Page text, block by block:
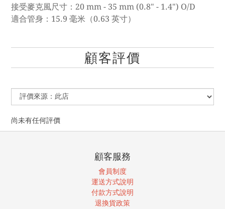
接受麥克風尺寸：20 mm - 35 mm (0.8" - 1.4") O/D
適合管身：15.9 毫米（0.63 英寸）
顧客評價
尚未有任何評價
顧客服務
會員制度
運送方式說明
付款方式說明
退換貨政策